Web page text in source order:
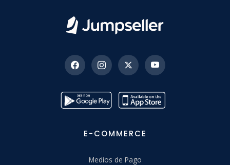
E-COMMERCE
Medios de Pago